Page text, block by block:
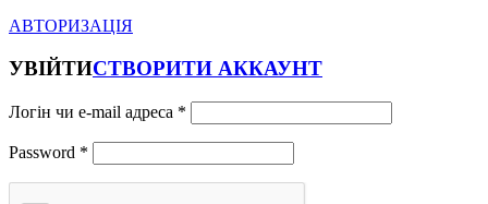
АВТОРИЗАЦІЯ
УВІЙТИСТВОРИТИ АККАУНТ
Логін чи e-mail адреса *
Password *